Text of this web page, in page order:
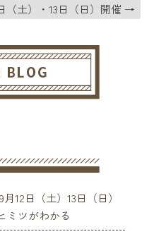
（土）・13日（日）開催 →
12日（土）13日（日）
ミツがわかる